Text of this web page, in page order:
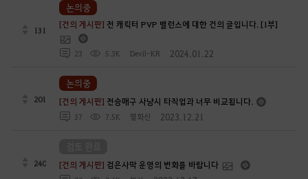
131
[건의 게시판] 전 캐릭터 PVP 밸런스에 대한 건의 글입니다. [1부]
23 5.3K Devil-KR 2024.01.22
논의중
201 [건의 게시판] 전승매구 사냥시 타직업과 너무 비교됩니다.
37 7.5K 멸화신 2023.12.21
논의중
240 [건의 게시판] 검은사막 운영의 변화를 바랍니다